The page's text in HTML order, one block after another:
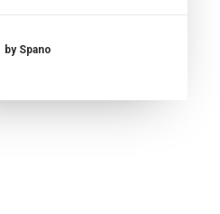
by Spano